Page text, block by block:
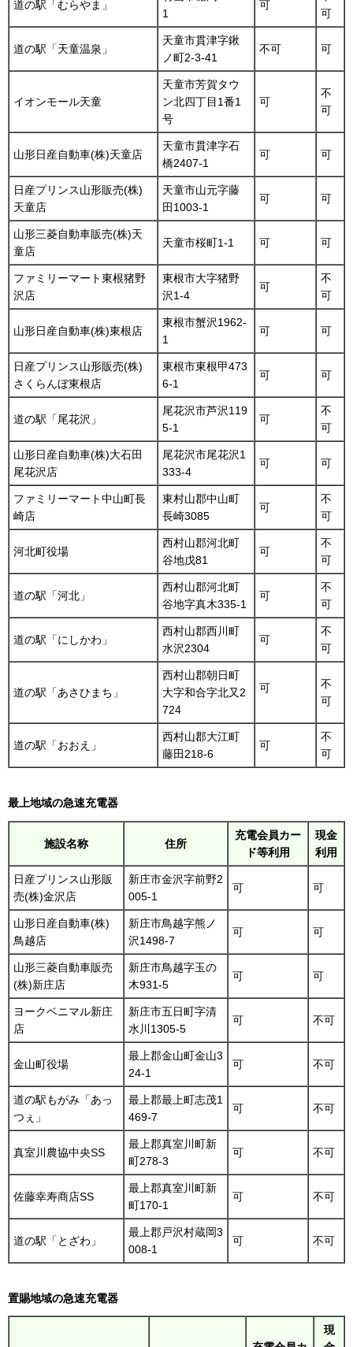
道の駅「むらやま」
1
可
可
道の駅「天童温泉」
天童市貫津字鍬
ノ町2-3-41
不可 可
イオンモール天童
天童市芳賀タウ
ン北四丁目1番1
号
可
不
可
山形日産自動車(株)天童店
天童市貫津字石
橋2407-1
可 可
日産プリンス山形販売(株)
天童店
天童市山元字藤
田1003-1
可 可
山形三菱自動車販売(株)天
童店
天童市桜町1-1 可 可
ファミリーマート東根猪野
沢店
東根市大字猪野
沢1-4
可
不
可
山形日産自動車(株)東根店
東根市蟹沢1962-
1
可 可
日産プリンス山形販売(株)
さくらんぼ東根店
東根市東根甲473
6-1
可 可
道の駅「尾花沢」
尾花沢市芦沢119
5-1
可
不
可
山形日産自動車(株)大石田
尾花沢店
尾花沢市尾花沢1
333-4
可 可
ファミリーマート中山町長
崎店
東村山郡中山町
長崎3085
可
不
可
河北町役場
西村山郡河北町
谷地戊81
可
不
可
道の駅「河北」
西村山郡河北町
谷地字真木335-1
可
不
可
道の駅「にしかわ」
西村山郡西川町
水沢2304
可
不
可
道の駅「あさひまち」
西村山郡朝日町
大字和合字北又2
724
可
不
可
道の駅「おおえ」
西村山郡大江町
藤田218-6
可
不
可
最上地域の急速充電器
施設名称 住所
充電会員カー
ド等利用
現金
利用
日産プリンス山形販
売(株)金沢店
新庄市金沢字前野2
005-1
可 可
山形日産自動車(株)
鳥越店
新庄市鳥越字熊ノ
沢1498-7
可 可
山形三菱自動車販売
(株)新庄店
新庄市鳥越字玉の
木931-5
可 可
ヨークベニマル新庄
店
新庄市五日町字清
水川1305-5
可 不可
金山町役場
最上郡金山町金山3
24-1
可 不可
道の駅もがみ「あっ
つぇ」
最上郡最上町志茂1
469-7
可 不可
真室川農協中央SS
最上郡真室川町新
町278-3
可 不可
佐藤幸寿商店SS
最上郡真室川町新
町170-1
可 不可
道の駅「とざわ」
最上郡戸沢村蔵岡3
008-1
可 不可
置賜地域の急速充電器
現